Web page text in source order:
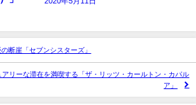
断崖「セブンシスターズ」
リーな滞在を満喫する「ザ・リッツ・カールトン・カパル
ア」